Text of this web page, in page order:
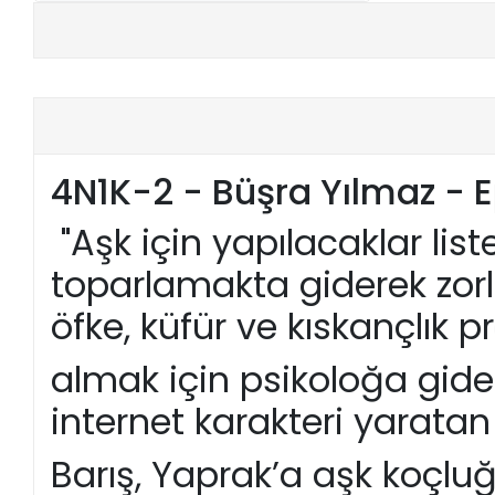
YDS - YÖKDİL HAZIRLIK KİTAPLARI +
ASKERİ LİSE - PMYO KİTAPLARI
YÖS KİTAPLARI
DHBT HAZIRLIK KİTAPLARI
GYS HAZIRLIK KİTAPLARI
4N1K-2 - Büşra Yılmaz -
"Aşk için yapılacaklar
toparlamakta giderek
öfke, küfür ve kıskançlık
almak için psikoloğa
internet karakteri
Barış, Yaprak’a aşk